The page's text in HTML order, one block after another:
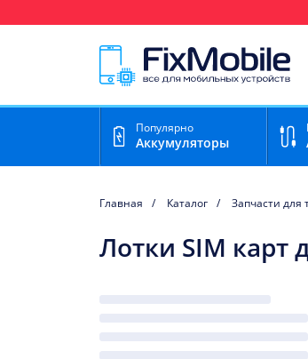
Популярно
Аккумуляторы
Главная Каталог Запчасти для
Лотки SIM карт